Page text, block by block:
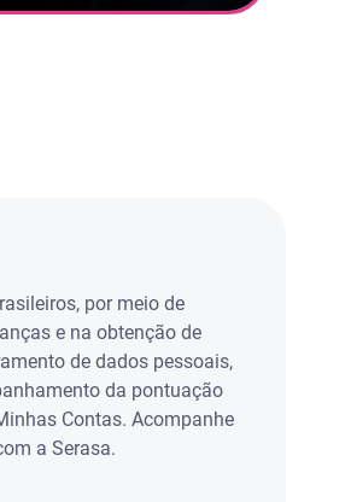
por meio de
e na obtenção de
de dados pessoais,
da pontuação
Contas. Acompanhe
a Serasa.